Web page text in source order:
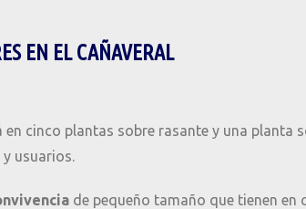
EN EL CAÑAVERAL
cinco plantas sobre rasante y una
usuarios.
de pequeño tamaño que tienen en